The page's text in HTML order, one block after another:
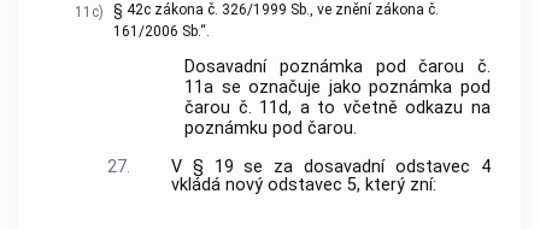
11c)
§ 42c zákona č. 326/1999 Sb., ve znění zákona č.
161/2006 Sb.“.
Dosavadní poznámka pod čarou č.
11a se označuje jako poznámka pod
čarou č. 11d, a to včetně odkazu na
poznámku pod čarou.
27.
V § 19 se za dosavadní odstavec 4
vkládá nový odstavec 5, který zní: